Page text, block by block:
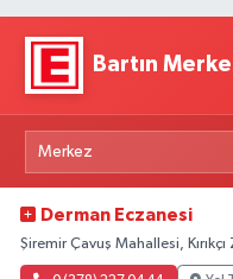
Bartın
Derman Eczanesi
Şiremir Çavuş Mahallesi,